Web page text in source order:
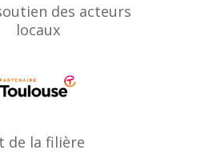
des acteurs
locaux
de la filière